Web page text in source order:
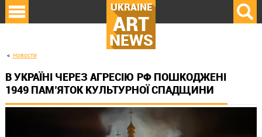
UKRAINE
ART
NEWS
Новости
В УКРАЇНІ ЧЕРЕЗ АГРЕСІЮ РФ ПОШКОДЖЕНІ
1949 ПАМ’ЯТОК КУЛЬТУРНОЇ СПАДЩИНИ